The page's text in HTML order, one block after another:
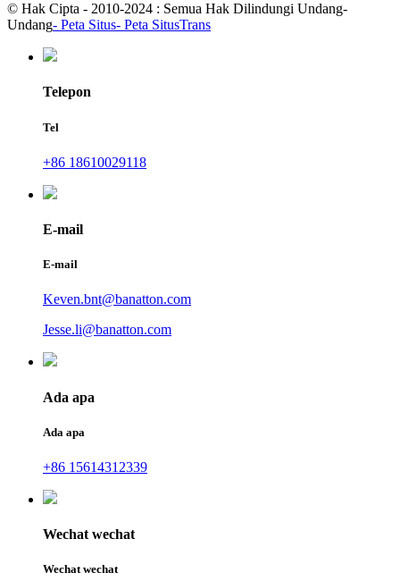
© Hak Cipta - 2010-2024 : Semua Hak Dilindungi Undang-
Undang- Peta Situs- Peta SitusTrans
Telepon
Tel
+86 18610029118
E-mail
E-mail
Keven.bnt@banatton.com
Jesse.li@banatton.com
Ada apa
Ada apa
+86 15614312339
Wechat wechat
Wechat wechat